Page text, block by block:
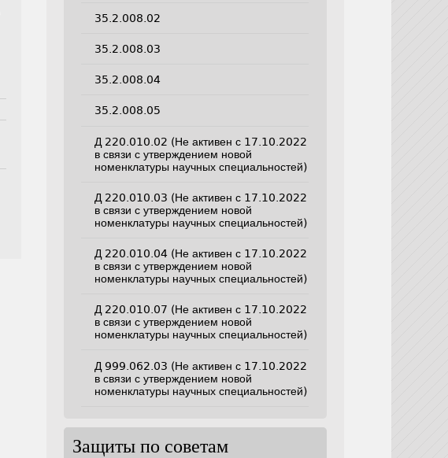
35.2.008.02
35.2.008.03
35.2.008.04
35.2.008.05
Д 220.010.02 (Не активен с 17.10.2022
в связи с утверждением новой
номенклатуры научных специальностей)
Д 220.010.03 (Не активен с 17.10.2022
в связи с утверждением новой
номенклатуры научных специальностей)
Д 220.010.04 (Не активен с 17.10.2022
в связи с утверждением новой
номенклатуры научных специальностей)
Д 220.010.07 (Не активен с 17.10.2022
в связи с утверждением новой
номенклатуры научных специальностей)
Д 999.062.03 (Не активен с 17.10.2022
в связи с утверждением новой
номенклатуры научных специальностей)
Защиты по советам